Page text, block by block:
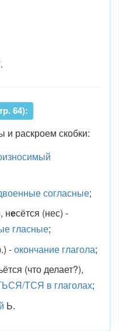
64):
раскроем скобки:
согласные;
несётся (нес) -
гласные;
-окончание глагола;
(что делает?),
ТСЯ в глаголах;
Ь.